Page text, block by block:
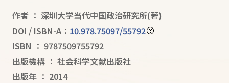
作者 ： 深圳大学当代中国政治研究所(著)
DOI / ISBN-A： 10.978.75097/55792
ISBN ： 9787509755792
出版機構 ： 社会科学文献出版社
出版年 ： 2014